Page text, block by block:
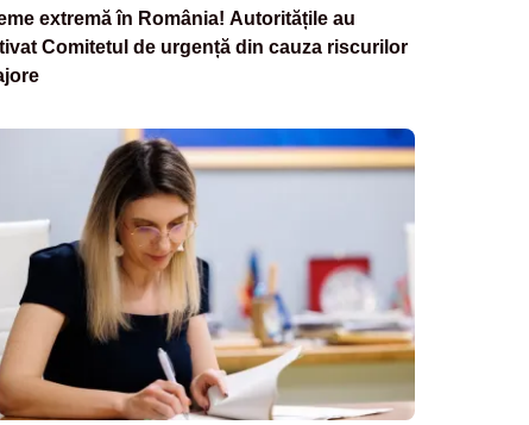
extremă în România! Autoritățile au
Comitetul de urgență din cauza riscurilor